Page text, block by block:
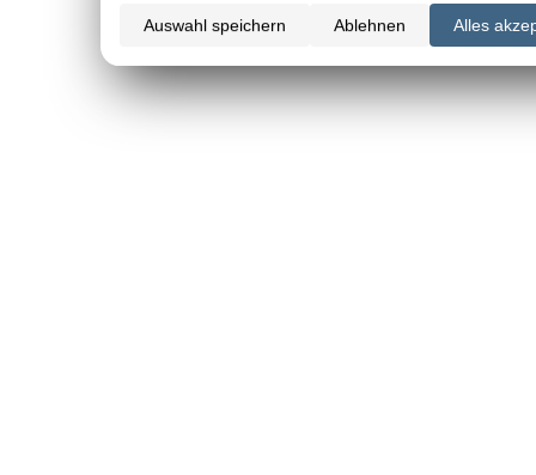
Auswahl speichern Ablehnen Alles